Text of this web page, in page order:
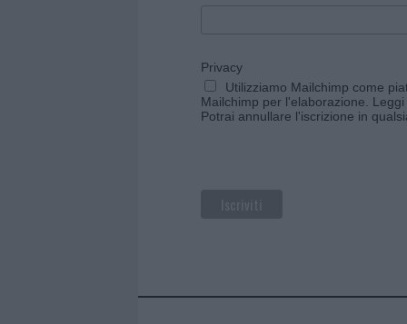
Privacy
Utilizziamo Mailchimp come
Mailchimp per l'elaborazione.
Potrai annullare l'iscrizione in